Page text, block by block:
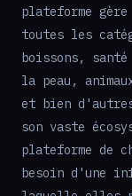
plateforme gère
toutes les
boissons,
la peau,
et bien
son vaste
plateforme de
besoin d'une